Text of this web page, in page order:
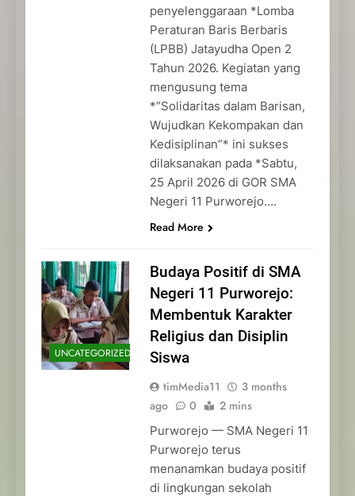
penyelenggaraan *Lomba
Peraturan Baris Berbaris
(LPBB) Jatayudha Open 2
Tahun 2026. Kegiatan yang
mengusung tema
*”Solidaritas dalam Barisan,
Wujudkan Kekompakan dan
Kedisiplinan”* ini sukses
dilaksanakan pada *Sabtu,
25 April 2026 di GOR SMA
Negeri 11 Purworejo….
Read More
UNCATEGORIZED
Budaya Positif di SMA
Negeri 11 Purworejo:
Membentuk Karakter
Religius dan Disiplin
Siswa
timMedia11
3 months
ago
0 2 mins
Purworejo — SMA Negeri 11
Purworejo terus
menanamkan budaya positif
di lingkungan sekolah